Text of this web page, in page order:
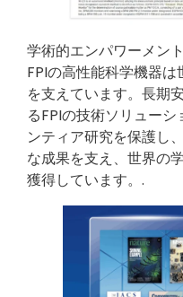
学術的エンパワーメン
FPIの高性能科学機器
を支えています。長期
るFPIの技術ソリュー
ンティア研究を保護し
な成果を支え、世界の
獲得しています。.